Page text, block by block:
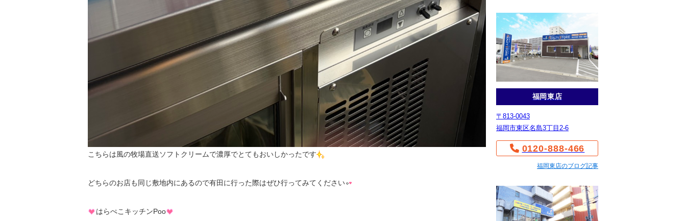
こちらは風の牧場直送ソフトクリームで濃厚でとてもおいしかったです
どちらのお店も同じ敷地内にあるので有田に行った際はぜひ行ってみてください
はらぺこキッチンPoo
福岡東店
〒813-0043
福岡市東区名島3丁目2-6
0120-888-466
福岡東店のブログ記事